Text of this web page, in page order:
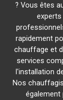
? Vous êtes
experts
rapidement
chauffage et
services
l'installation
Nos
également